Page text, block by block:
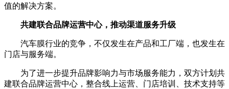
值的解决方案。
共建联合品牌运营中心，推动渠道服务升级
汽车膜行业的竞争，不仅发生在产品和工厂端，也发生在
门店与服务端。
为了进一步提升品牌影响力与市场服务能力，双方计划共
建联合品牌运营中心，整合线上运营、门店培训、技术支持等